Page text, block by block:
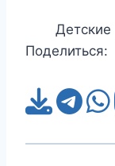
Детские
Поделиться: